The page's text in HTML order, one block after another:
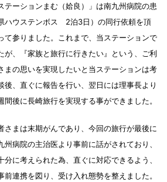
テーションまむ（姶良）」は南九州病院の患
ハウステンボス 2泊3日）の同行依頼を頂
て参りました。これまで、当ステーションで
が、『家族と旅行に行きたい』という、ご利
まの思いを実現したいと当ステーションは考
後、直ぐに報告を行い、翌日には理事長より
後に長崎旅行を実現する事ができました。
さまは末期がんであり、今回の旅行が最後に
病院の主治医より事前に話がされており、
に考えられた為、直ぐに対応できるよう、
連携を図り、受け入れ態勢を整えました。